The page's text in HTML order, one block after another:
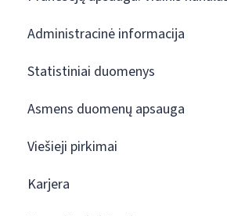
Administracinė informacija
Statistiniai duomenys
Asmens duomenų apsauga
Viešieji pirkimai
Karjera